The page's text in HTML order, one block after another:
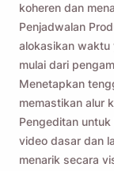
koheren dan
Penjadwalan
alokasikan
mulai dari
Menetapkan
memastikan alur
Pengeditan
video dasar dan
menarik secara